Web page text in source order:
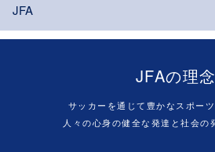
JFA
JFAの理念
サッカーを通じて豊かなスポーツ
人々の心身の健全な発達と社会の